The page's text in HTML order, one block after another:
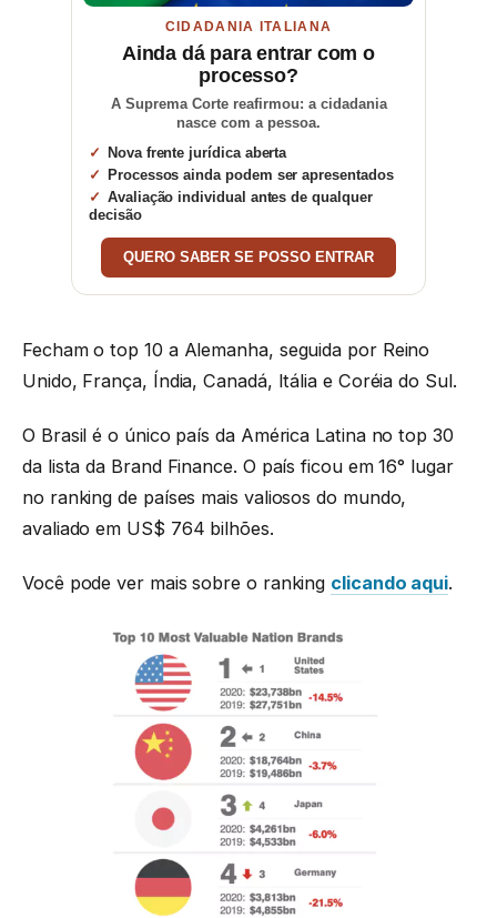
CIDADANIA ITALIANA
Ainda dá para entrar com o
processo?
A Suprema Corte reafirmou: a cidadania
nasce com a pessoa.
Nova frente jurídica aberta
Processos ainda podem ser apresentados
Avaliação individual antes de qualquer
decisão
QUERO SABER SE POSSO ENTRAR
Fecham o top 10 a Alemanha, seguida por Reino
Unido, França, Índia, Canadá, Itália e Coréia do Sul.
O Brasil é o único país da América Latina no top 30
da lista da Brand Finance. O país ficou em 16° lugar
no ranking de países mais valiosos do mundo,
avaliado em US$ 764 bilhões.
Você pode ver mais sobre o ranking clicando aqui.